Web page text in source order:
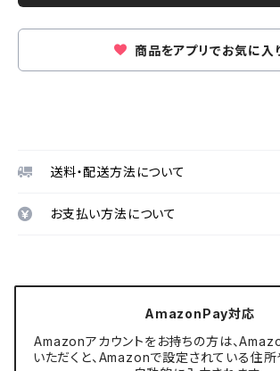
商品をアプリでお気に入
送料・配送方法について
お支払い方法について
AmazonPay対応
Amazonアカウントをお持ちの方は、
いただくと、Amazonで設定されている住